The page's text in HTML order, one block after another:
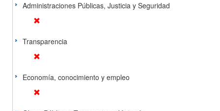
Administraciones Públicas, Justicia y Seguridad
Transparencia
Economía, conocimiento y empleo